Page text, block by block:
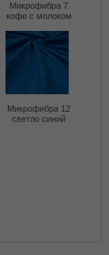
Микрофибра 7
кофе с молоком
Микрофибра 12
светло синий